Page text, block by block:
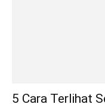
5 Cara Terlihat